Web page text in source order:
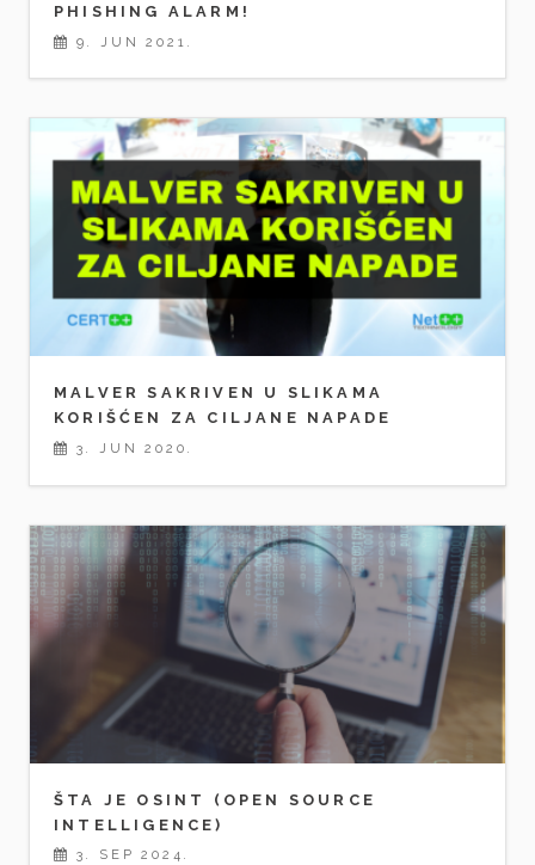
PHISHING ALARM!
9. JUN 2021.
MALVER SAKRIVEN U SLIKAMA
KORIŠĆEN ZA CILJANE NAPADE
3. JUN 2020.
ŠTA JE OSINT (OPEN SOURCE
INTELLIGENCE)
3. SEP 2024.